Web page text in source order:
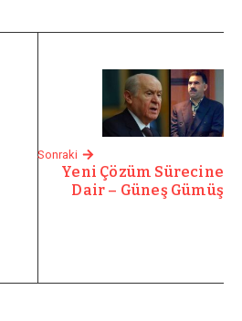
Sonraki
Yeni Çözüm Sürecine
Dair – Güneş Gümüş